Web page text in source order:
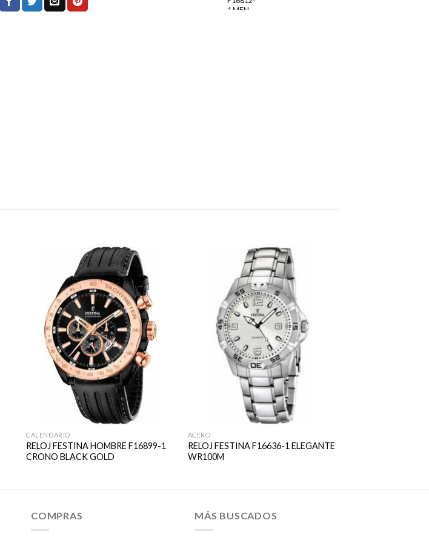
CALENDARIO
RELOJ FESTINA HOMBRE F16899-1
CRONO BLACK GOLD
ACERO
RELOJ FESTINA F16636-1 ELEGANTE
WR100M
COMPRAS MÁS BUSCADOS